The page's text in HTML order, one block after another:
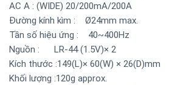
AC A : (WIDE) 20/200mA/200A
Đường kính kìm : Ø24mm max.
Tần số hiệu ứng : 40~400Hz
Nguồn : LR-44 (1.5V)× 2
Kích thước :149(L)× 60(W) × 26(D)mm
Khối lượng :120g approx.